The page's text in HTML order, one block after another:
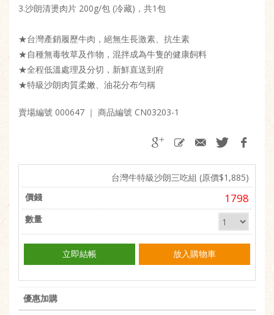
3.沙朗清燙肉片 200g/包 (冷藏)，共1包
★台灣產銷履歷牛肉，絕無生長激素、抗生素
★自種無毒牧草及作物，混拌成為牛隻的健康飼料
★全程低溫處理及分切，新鮮直送到府
★特級沙朗肉質柔嫩、油花分布勻稱
賣場編號 000647 ｜ 商品編號 CN03203-1
台灣牛特級沙朗三吃組 (原價$1,885)
1798
立即結帳 放入購物車
優惠加購